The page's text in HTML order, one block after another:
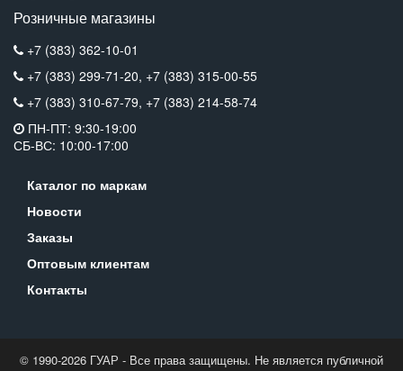
Розничные магазины
+7 (383) 362-10-01
+7 (383) 299-71-20, +7 (383) 315-00-55
+7 (383) 310-67-79, +7 (383) 214-58-74
ПН-ПТ: 9:30-19:00
СБ-ВС: 10:00-17:00
Каталог по маркам
Новости
Заказы
Оптовым клиентам
Контакты
© 1990-2026 ГУАР - Все права защищены. Не является публичной